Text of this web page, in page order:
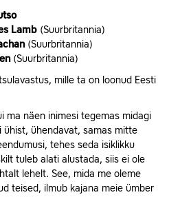
Lamb (Suurbritannia)
(Suurbritannia)
(Suurbritannia)
mille ta on loonud Eesti
ma näen inimesi tegemas midagi
ühist, ühendavat, samas mitte
tehes seda isiklikku
tuleb alati alustada, siis ei ole
lehelt. See, mida me oleme
teised, ilmub kajana meie ümber